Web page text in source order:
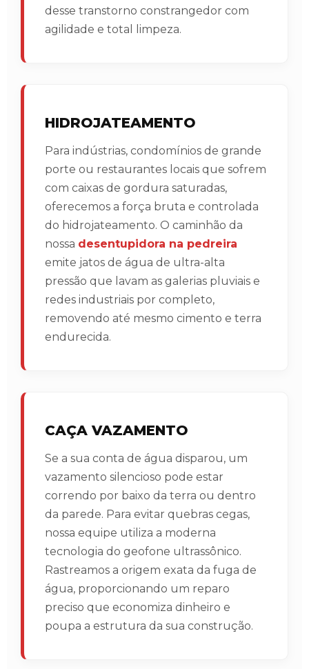
desse transtorno constrangedor com
agilidade e total limpeza.
HIDROJATEAMENTO
Para indústrias, condomínios de grande
porte ou restaurantes locais que sofrem
com caixas de gordura saturadas,
oferecemos a força bruta e controlada
do hidrojateamento. O caminhão da
nossa desentupidora na pedreira
emite jatos de água de ultra-alta
pressão que lavam as galerias pluviais e
redes industriais por completo,
removendo até mesmo cimento e terra
endurecida.
CAÇA VAZAMENTO
Se a sua conta de água disparou, um
vazamento silencioso pode estar
correndo por baixo da terra ou dentro
da parede. Para evitar quebras cegas,
nossa equipe utiliza a moderna
tecnologia do geofone ultrassônico.
Rastreamos a origem exata da fuga de
água, proporcionando um reparo
preciso que economiza dinheiro e
poupa a estrutura da sua construção.